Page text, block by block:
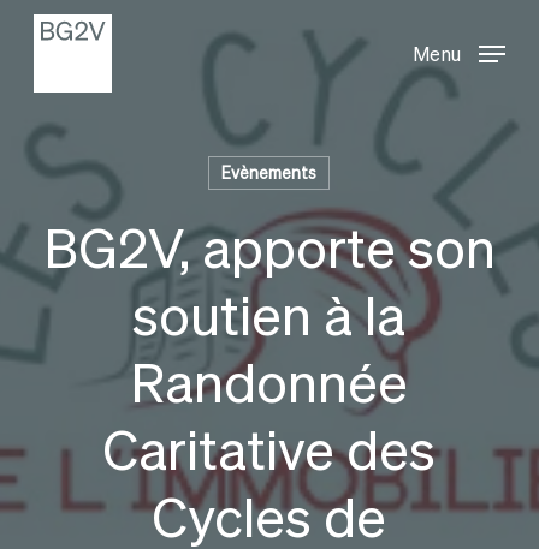
Skip
main
content
Menu
Evènements
BG2V, apporte son
soutien à la
Randonnée
Caritative des
Cycles de